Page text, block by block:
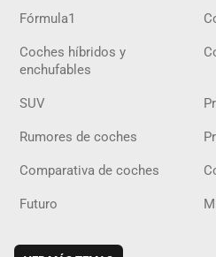
Fórmula1
Coches híbridos y
enchufables
SUV
Rumores de coches
Comparativa de coches
Futuro